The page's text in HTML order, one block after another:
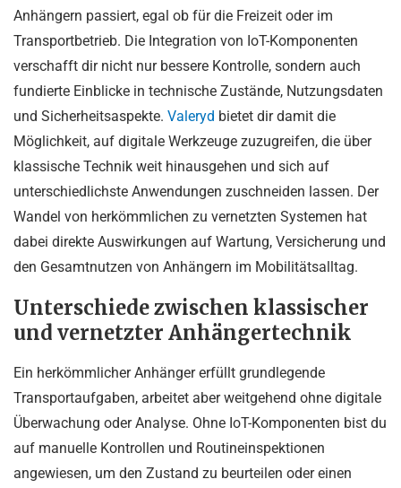
Anhängern passiert, egal ob für die Freizeit oder im
Transportbetrieb. Die Integration von IoT-Komponenten
verschafft dir nicht nur bessere Kontrolle, sondern auch
fundierte Einblicke in technische Zustände, Nutzungsdaten
und Sicherheitsaspekte. Valeryd bietet dir damit die
Möglichkeit, auf digitale Werkzeuge zuzugreifen, die über
klassische Technik weit hinausgehen und sich auf
unterschiedlichste Anwendungen zuschneiden lassen. Der
Wandel von herkömmlichen zu vernetzten Systemen hat
dabei direkte Auswirkungen auf Wartung, Versicherung und
den Gesamtnutzen von Anhängern im Mobilitätsalltag.
Unterschiede zwischen klassischer
und vernetzter Anhängertechnik
Ein herkömmlicher Anhänger erfüllt grundlegende
Transportaufgaben, arbeitet aber weitgehend ohne digitale
Überwachung oder Analyse. Ohne IoT-Komponenten bist du
auf manuelle Kontrollen und Routineinspektionen
angewiesen, um den Zustand zu beurteilen oder einen